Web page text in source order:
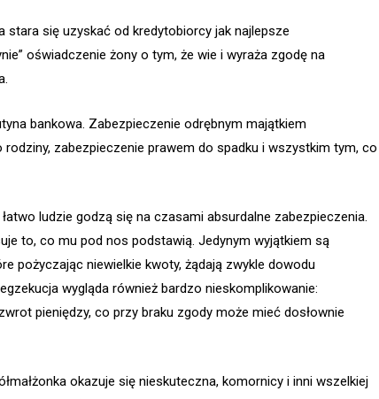
stara się uzyskać od kredytobiorcy jak najlepsze
oświadczenie żony o tym, że wie i wyraża zgodę na
bankowa. Zabezpieczenie odrębnym majątkiem
rodziny, zabezpieczenie prawem do spadku i wszystkim tym, co
ludzie godzą się na czasami absurdalne zabezpieczenia.
to, co mu pod nos podstawią. Jedynym wyjątkiem są
pożyczając niewielkie kwoty, żądają zwykle dowodu
wygląda również bardzo nieskomplikowanie:
pieniędzy, co przy braku zgody może mieć dosłownie
okazuje się nieskuteczna, komornicy i inni wszelkiej